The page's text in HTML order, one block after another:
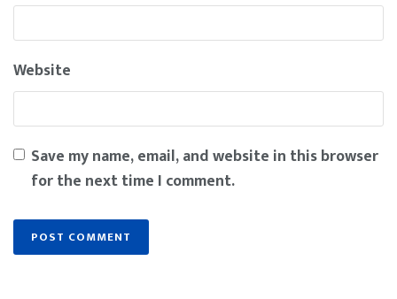
Website
Save my name, email, and website in this browser
for the next time I comment.